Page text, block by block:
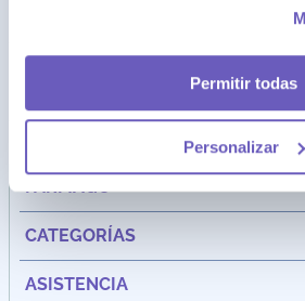
Permitir todas
Personalizar
Av. Santa Cecilia Nro.
FARMAGO
CATEGORÍAS
ASISTENCIA